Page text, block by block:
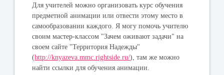
Для учителей можно организовать курс обучения
предметной анимации или отвести этому место в
самообразовании каждого. Я могу помочь учителю
своим мастер-классом "Зачем оживают задачи" на
своем сайте "Территория Надежды"
(http://knyazeva.mmc.rightside.ru/), там же можно
найти ссылки для обучения анимации.